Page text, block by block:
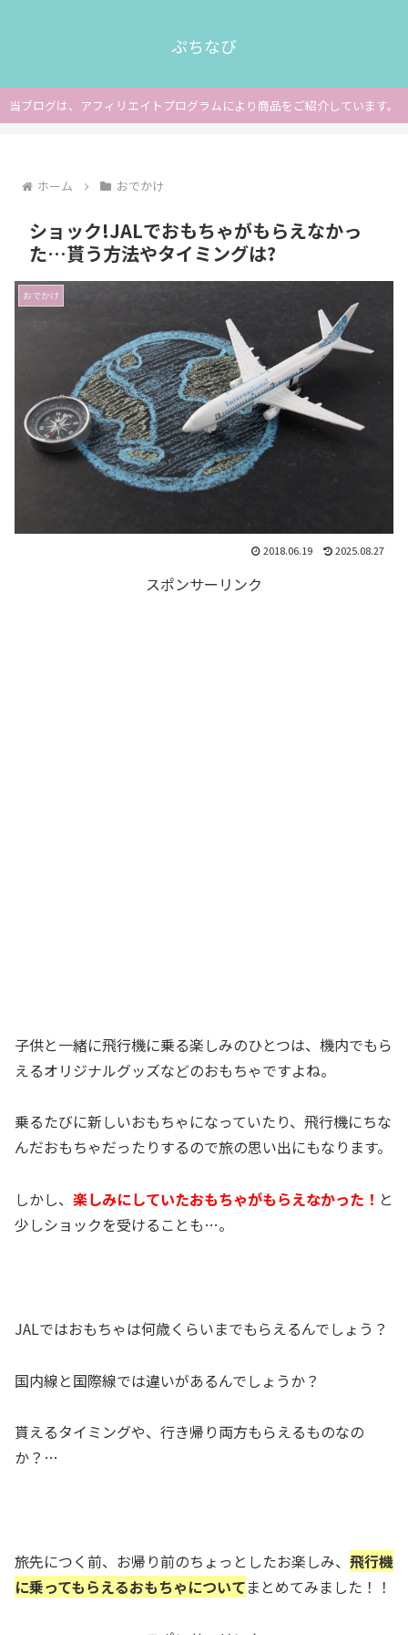
ぷちなび
当ブログは、アフィリエイトプログラムにより商品をご紹介しています。
ホーム おでかけ
ショック!JALでおもちゃがもらえなかっ
た…貰う方法やタイミングは?
おでかけ
2018.06.19 2025.08.27
スポンサーリンク
子供と一緒に飛行機に乗る楽しみのひとつは、機内でもら
えるオリジナルグッズなどのおもちゃですよね。
乗るたびに新しいおもちゃになっていたり、飛行機にちな
んだおもちゃだったりするので旅の思い出にもなります。
しかし、 楽しみにしていたおもちゃがもらえなかった！ と
少しショックを受けることも…。
JALではおもちゃは何歳くらいまでもらえるんでしょう？
国内線と国際線では違いがあるんでしょうか？
貰えるタイミングや、 行き帰り両方もらえるものなの
か？ …
旅先につく前、お帰り前のちょっとしたお楽しみ、 飛行機
に乗ってもらえるおもちゃについてまとめてみました！！